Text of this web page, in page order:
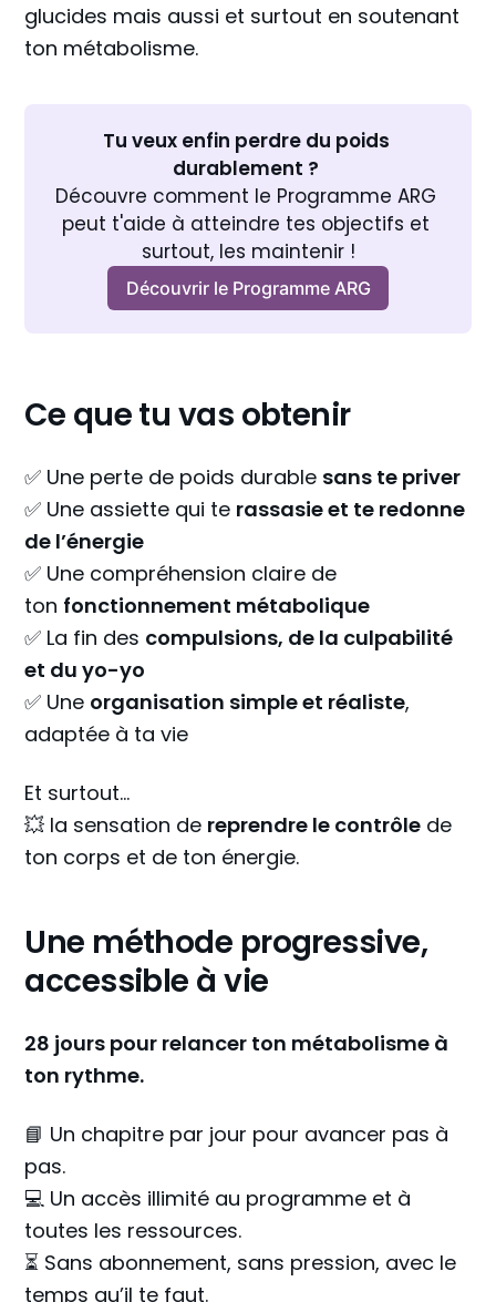
glucides mais aussi et surtout en soutenant
ton métabolisme.
Tu veux enfin perdre du poids
durablement ?
Découvre comment le Programme ARG
peut t'aide à atteindre tes objectifs et
surtout, les maintenir !
Découvrir le Programme ARG
Ce que tu vas obtenir
✅ Une perte de poids durable sans te priver
✅ Une assiette qui te rassasie et te redonne
de l’énergie
✅ Une compréhension claire de
ton fonctionnement métabolique
✅ La fin des compulsions, de la culpabilité
et du yo-yo
✅ Une organisation simple et réaliste,
adaptée à ta vie
Et surtout…
💥 la sensation de reprendre le contrôle de
ton corps et de ton énergie.
Une méthode progressive,
accessible à vie
28 jours pour relancer ton métabolisme à
ton rythme.
📘 Un chapitre par jour pour avancer pas à
pas.
💻 Un accès illimité au programme et à
toutes les ressources.
⏳ Sans abonnement, sans pression, avec le
temps qu’il te faut.